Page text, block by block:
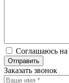
Соглашаюсь на
Заказать звонок